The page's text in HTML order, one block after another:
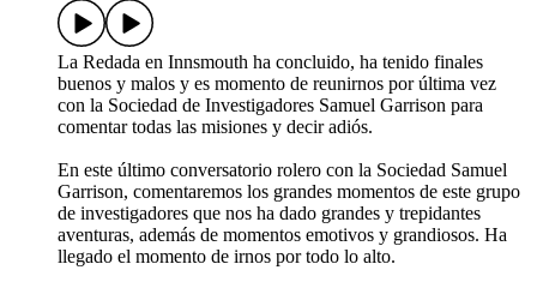
La Redada en Innsmouth ha concluido, ha tenido finales
buenos y malos y es momento de reunirnos por última vez
con la Sociedad de Investigadores Samuel Garrison para
comentar todas las misiones y decir adiós.
En este último conversatorio rolero con la Sociedad Samuel
Garrison, comentaremos los grandes momentos de este grupo
de investigadores que nos ha dado grandes y trepidantes
aventuras, además de momentos emotivos y grandiosos. Ha
llegado el momento de irnos por todo lo alto.